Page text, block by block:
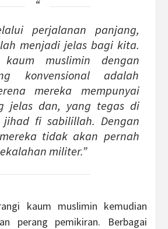
perjalanan panjang,
menjadi jelas bagi kita.
kaum muslimin dengan
konvensional adalah
mereka mempunyai
jelas dan, yang tegas di
jihad fi sabilillah. Dengan
tidak akan pernah
militer.”
kaum muslimin kemudian
perang pemikiran. Berbagai